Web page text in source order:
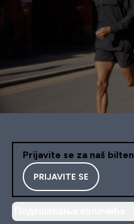
Prijavite se za naš bilten
PRIJAVITE SE